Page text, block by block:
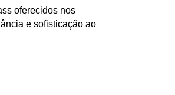
oferecidos nos
e sofisticação ao